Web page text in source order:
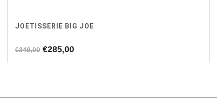
JOETISSERIE BIG JOE
€349,00 Oorspronkelijke
€285,00Huidige